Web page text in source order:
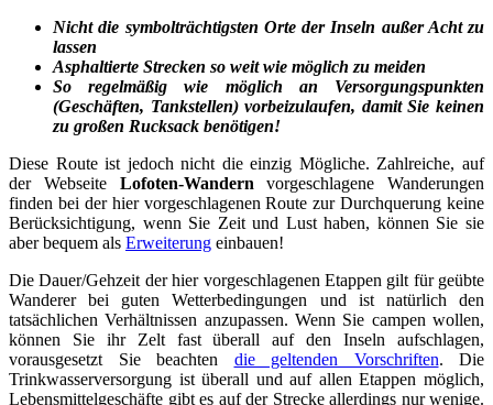
Nicht die symbolträchtigsten Orte der Inseln außer Acht zu
lassen
Asphaltierte Strecken so weit wie möglich zu meiden
So regelmäßig wie möglich an Versorgungspunkten
(Geschäften, Tankstellen) vorbeizulaufen, damit Sie keinen
zu großen Rucksack benötigen!
Diese Route ist jedoch nicht die einzig Mögliche. Zahlreiche, auf
der Webseite Lofoten-Wandern vorgeschlagene Wanderungen
finden bei der hier vorgeschlagenen Route zur Durchquerung keine
Berücksichtigung, wenn Sie Zeit und Lust haben, können Sie sie
aber bequem als Erweiterung einbauen!
Die Dauer/Gehzeit der hier vorgeschlagenen Etappen gilt für geübte
Wanderer bei guten Wetterbedingungen und ist natürlich den
tatsächlichen Verhältnissen anzupassen. Wenn Sie campen wollen,
können Sie ihr Zelt fast überall auf den Inseln aufschlagen,
vorausgesetzt Sie beachten die geltenden Vorschriften. Die
Trinkwasserversorgung ist überall und auf allen Etappen möglich,
Lebensmittelgeschäfte gibt es auf der Strecke allerdings nur wenige.